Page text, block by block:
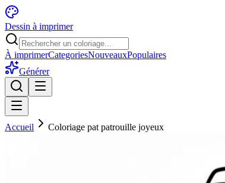
Dessin à imprimer
À imprimerCategoriesNouveauxPopulaires
Générer
Accueil Coloriage pat patrouille joyeux